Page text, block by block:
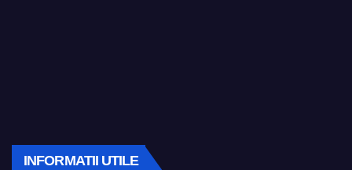
INFORMATII UTILE